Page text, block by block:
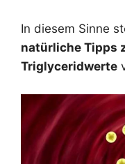
In diesem Sinne
natürliche Tipps
Triglyceridwerte